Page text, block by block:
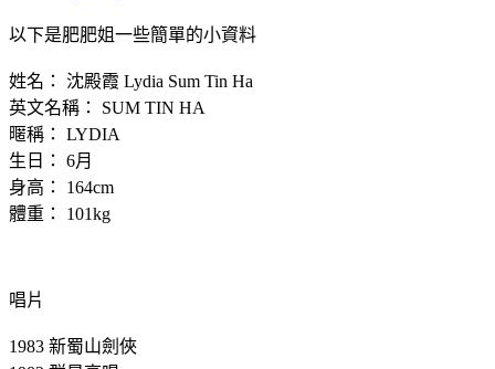
以下是肥肥姐一些簡單的小資料
姓名： 沈殿霞 Lydia Sum Tin Ha
英文名稱： SUM TIN HA
暱稱： LYDIA
生日： 6月
身高： 164cm
體重： 101kg
唱片
1983 新蜀山劍俠